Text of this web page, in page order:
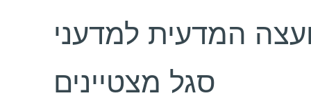
המדעית למדעני
סגל מצטיינים